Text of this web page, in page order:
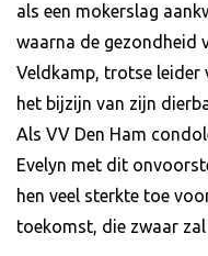
als een mokerslag
waarna de gezondheid
Veldkamp, trotse leider
het bijzijn van zijn
Als VV Den Ham
Evelyn met dit
hen veel sterkte toe
toekomst, die zwaar